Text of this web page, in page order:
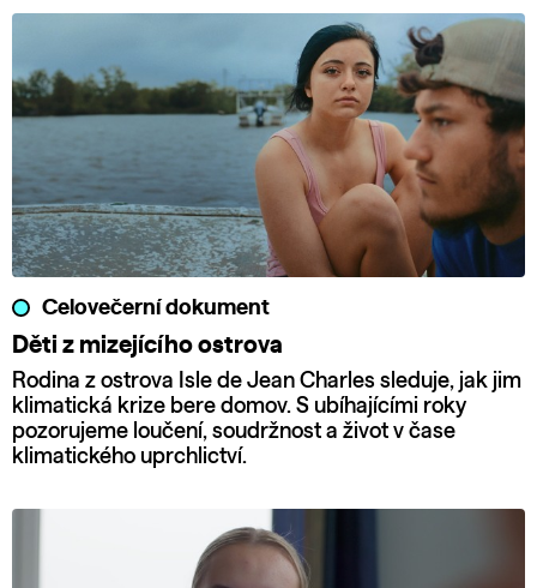
Celovečerní dokument
Děti z mizejícího ostrova
Rodina z ostrova Isle de Jean Charles sleduje, jak jim
klimatická krize bere domov. S ubíhajícími roky
pozorujeme loučení, soudržnost a život v čase
klimatického uprchlictví.